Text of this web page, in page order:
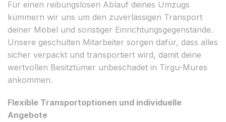
Für einen reibungslosen Ablauf deines Umzugs
kümmern wir uns um den zuverlässigen Transport
deiner Möbel und sonstiger Einrichtungsgegenstände.
Unsere geschulten Mitarbeiter sorgen dafür, dass alles
sicher verpackt und transportiert wird, damit deine
wertvollen Besitztümer unbeschadet in Tirgu-Mures
ankommen.
Flexible Transportoptionen und individuelle
Angebote